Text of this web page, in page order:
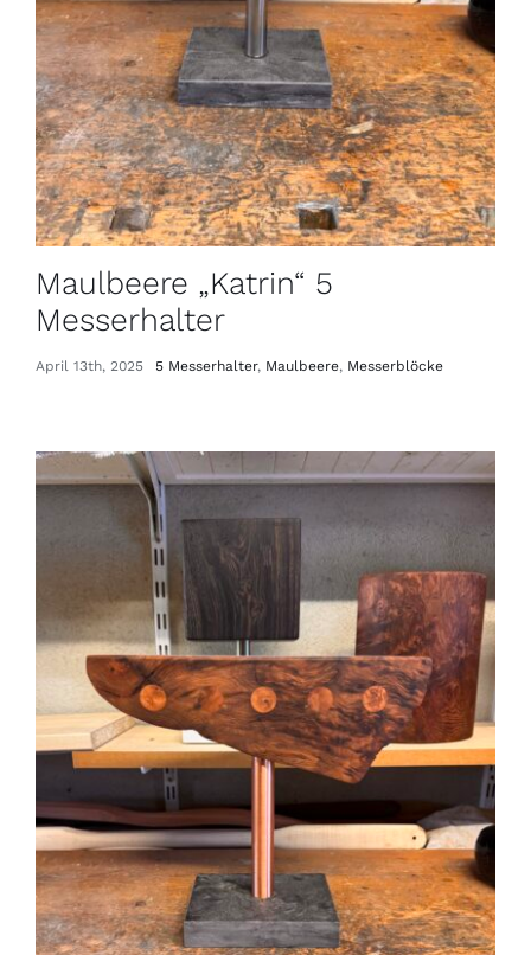
Maulbeere „Katrin“ 5
Messerhalter
April 13th, 2025 5 Messerhalter, Maulbeere, Messerblöcke